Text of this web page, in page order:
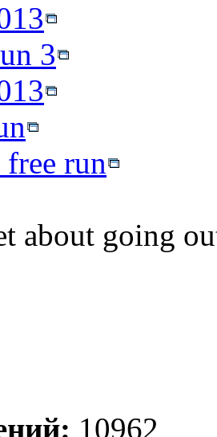
3
free run
about going
10962